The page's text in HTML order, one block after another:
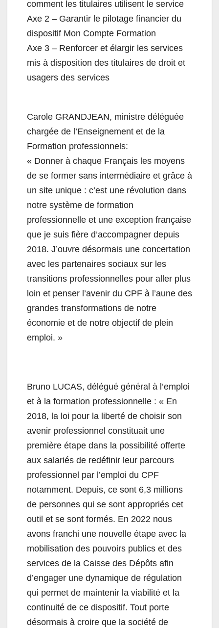
comment les titulaires utilisent le service
Axe 2 – Garantir le pilotage financier du
dispositif Mon Compte Formation
Axe 3 – Renforcer et élargir les services
mis à disposition des titulaires de droit et
usagers des services
Carole GRANDJEAN, ministre déléguée
chargée de l’Enseignement et de la
Formation professionnels:
« Donner à chaque Français les moyens
de se former sans intermédiaire et grâce à
un site unique : c’est une révolution dans
notre système de formation
professionnelle et une exception française
que je suis fière d’accompagner depuis
2018. J’ouvre désormais une concertation
avec les partenaires sociaux sur les
transitions professionnelles pour aller plus
loin et penser l’avenir du CPF à l’aune des
grandes transformations de notre
économie et de notre objectif de plein
emploi. »
Bruno LUCAS, délégué général à l’emploi
et à la formation professionnelle : « En
2018, la loi pour la liberté de choisir son
avenir professionnel constituait une
première étape dans la possibilité offerte
aux salariés de redéfinir leur parcours
professionnel par l’emploi du CPF
notamment. Depuis, ce sont 6,3 millions
de personnes qui se sont appropriés cet
outil et se sont formés. En 2022 nous
avons franchi une nouvelle étape avec la
mobilisation des pouvoirs publics et des
services de la Caisse des Dépôts afin
d’engager une dynamique de régulation
qui permet de maintenir la viabilité et la
continuité de ce dispositif. Tout porte
désormais à croire que la société de